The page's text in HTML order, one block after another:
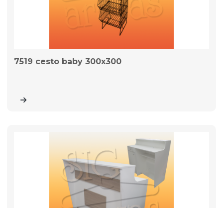
7519 cesto baby 300x300